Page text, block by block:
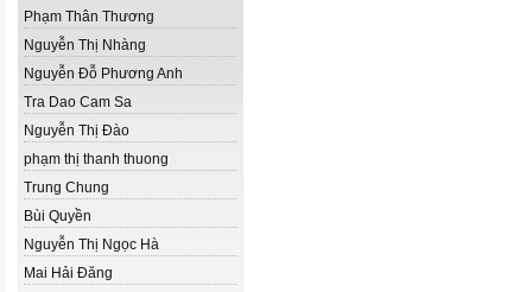
Phạm Thân Thương
Nguyễn Thị Nhàng
Nguyễn Đỗ Phương Anh
Tra Dao Cam Sa
Nguyễn Thị Đào
phạm thị thanh thuong
Trung Chung
Bùi Quyền
Nguyễn Thị Ngọc Hà
Mai Hải Đăng